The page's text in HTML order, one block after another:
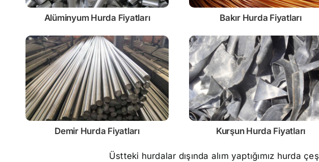
Alüminyum Hurda Fiyatları Bakır Hurda Fiyatları
Demir Hurda Fiyatları Kurşun Hurda Fiyatları
Üstteki hurdalar dışında alım yaptığımız hurda